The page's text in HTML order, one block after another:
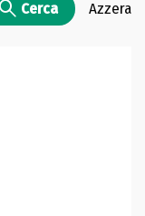
Cerca Azzera